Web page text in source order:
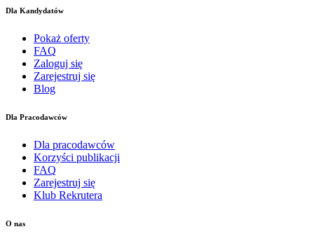
Dla Kandydatów
Pokaż oferty
FAQ
Zaloguj się
Zarejestruj się
Blog
Dla Pracodawców
Dla pracodawców
Korzyści publikacji
FAQ
Zarejestruj się
Klub Rekrutera
O nas